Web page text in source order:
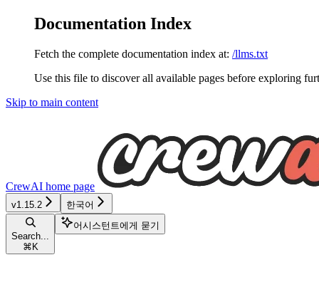
Documentation Index
Fetch the complete documentation index at: /llms.txt
Use this file to discover all available pages before exploring
Skip to main content
CrewAI home page
v1.15.2 한국어
Search...
⌘ K
어시스턴트에게 묻기